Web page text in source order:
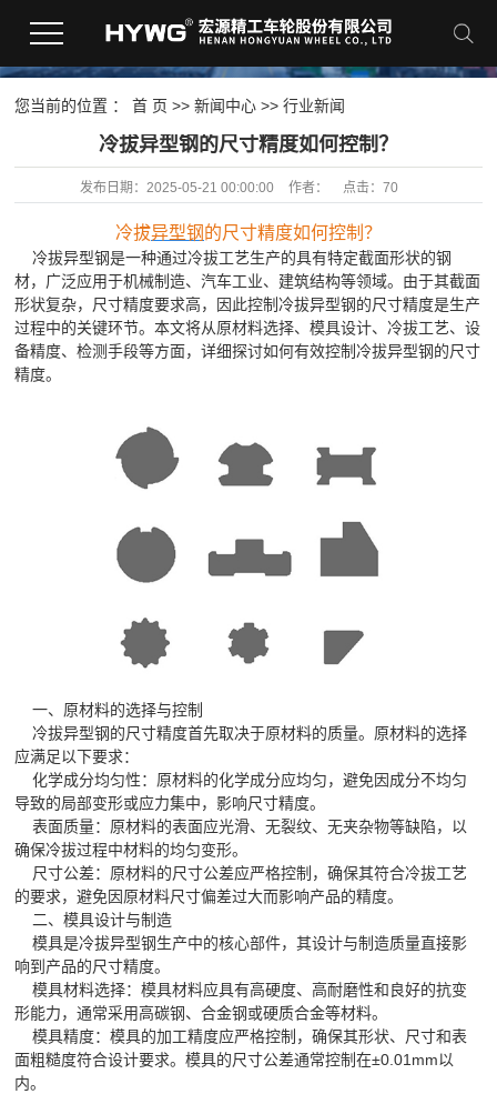
您当前的位置 ：首 页 >>新闻中心 >>行业新闻
​冷拔异型钢的尺寸精度如何控制？
发布日期： 2025-05-21 00:00:00 作者： 点击： 70
冷拔异型钢 的尺寸精度如何控制？
冷拔异型钢是一种通过冷拔工艺生产的具有特定截面形状的钢
材，广泛应用于机械制造、汽车工业、建筑结构等领域。由于其截面
形状复杂，尺寸精度要求高，因此控制冷拔异型钢的尺寸精度是生产
过程中的关键环节。本文将从原材料选择、模具设计、冷拔工艺、设
备精度、检测手段等方面，详细探讨如何有效控制冷拔异型钢的尺寸
精度。
一、原材料的选择与控制
冷拔异型钢的尺寸精度首先取决于原材料的质量。原材料的选择
应满足以下要求：
化学成分均匀性：原材料的化学成分应均匀，避免因成分不均匀
导致的局部变形或应力集中，影响尺寸精度。
表面质量：原材料的表面应光滑、无裂纹、无夹杂物等缺陷，以
确保冷拔过程中材料的均匀变形。
尺寸公差：原材料的尺寸公差应严格控制，确保其符合冷拔工艺
的要求，避免因原材料尺寸偏差过大而影响产品的精度。
二、模具设计与制造
模具是冷拔异型钢生产中的核心部件，其设计与制造质量直接影
响到产品的尺寸精度。
模具材料选择：模具材料应具有高硬度、高耐磨性和良好的抗变
形能力，通常采用高碳钢、合金钢或硬质合金等材料。
模具精度：模具的加工精度应严格控制，确保其形状、尺寸和表
面粗糙度符合设计要求。模具的尺寸公差通常控制在±0.01mm以
内。